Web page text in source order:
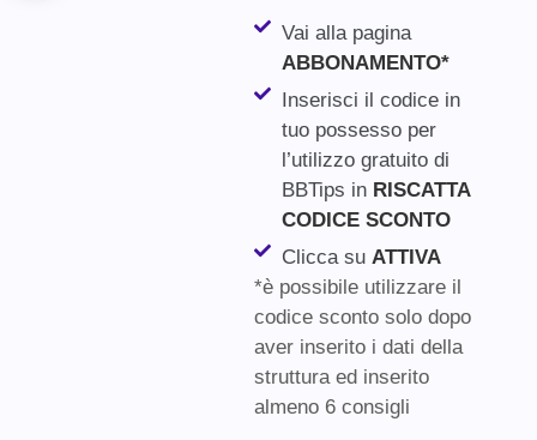
Vai alla pagina
ABBONAMENTO*
Inserisci il codice in
tuo possesso per
l’utilizzo gratuito di
BBTips in RISCATTA
CODICE SCONTO
Clicca su ATTIVA
*è possibile utilizzare il
codice sconto solo dopo
aver inserito i dati della
struttura ed inserito
almeno 6 consigli